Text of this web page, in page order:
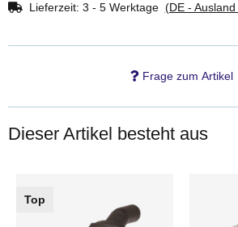
Lieferzeit: 3 - 5 Werktage (DE -
Frage zum Artikel
Dieser Artikel besteht aus
Top